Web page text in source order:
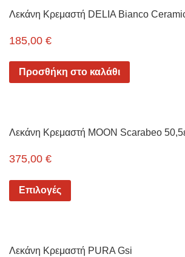
Λεκάνη Κρεμαστή DELIA Bianco
185,00 €
Προσθήκη στο καλάθι
Λεκάνη Κρεμαστή MOON Scarabeo
375,00 €
Επιλογές
Λεκάνη Κρεμαστή PURA Gsi